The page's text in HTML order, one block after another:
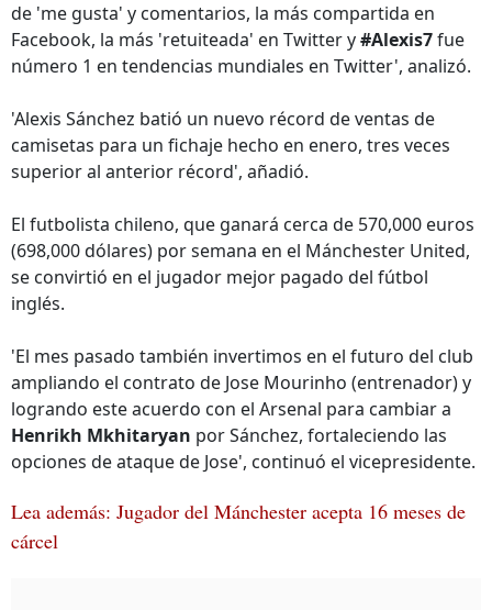
de 'me gusta' y comentarios, la más compartida en
Facebook, la más 'retuiteada' en Twitter y#Alexis7fue
número 1 en tendencias mundiales en Twitter', analizó.
'Alexis Sánchez batió un nuevo récord de ventas de
camisetas para un fichaje hecho en enero, tres veces
superior al anterior récord', añadió.
El futbolista chileno, que ganará cerca de 570,000 euros
(698,000 dólares) por semana en el Mánchester United,
se convirtió en el jugador mejor pagado del fútbol
inglés.
'El mes pasado también invertimos en el futuro del club
ampliando el contrato de Jose Mourinho (entrenador) y
logrando este acuerdo con el Arsenal para cambiar a
Henrikh Mkhitaryan por Sánchez, fortaleciendo las
opciones de ataque de Jose', continuó el vicepresidente.
Lea además: Jugador del Mánchester acepta 16 meses de
cárcel